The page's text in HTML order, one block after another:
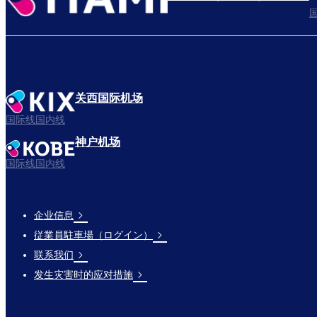
关西国际机场
国际线国内线
神户机场
国际线国内线
Footer
Links
企业信息
従業員駐車場（ログイン）
联系我们
发生灾害时的应对措施